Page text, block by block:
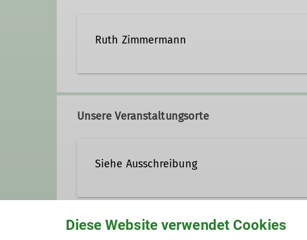
Ruth Zimmermann
Unsere Veranstaltungsorte
Siehe Ausschreibung
Diese Website verwendet Cookies